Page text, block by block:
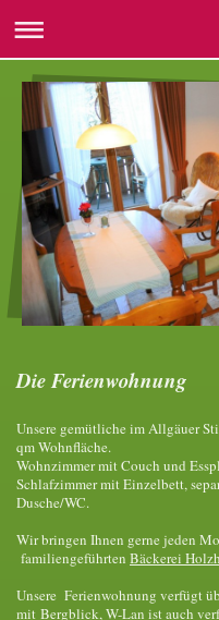
Die Ferienwohnung
Unsere gemütliche im Allgäuer
qm Wohnfläche.
Wohnzimmer mit Couch und
Schlafzimmer mit Einzelbett,
Dusche/WC.
Wirbringen Ihnen gerne jeden
familiengeführten Bäckerei
Unsere Ferienwohnung verfügt
mit Bergblick, W-Lan ist auch